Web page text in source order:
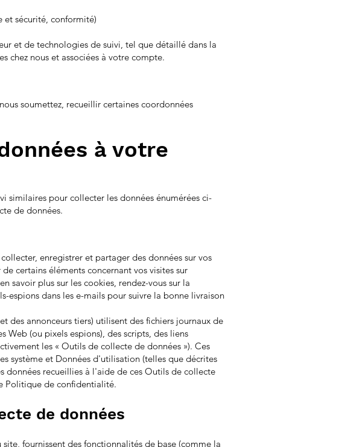
sécurité, conformité)
et de technologies de suivi, tel que détaillé dans la
chez nous et associées à votre compte.
soumettez, recueillir certaines coordonnées
à votre
similaires pour collecter les données énumérées ci-
de données.
enregistrer et partager des données sur vos
certains éléments concernant vos visites sur
plus sur les cookies, rendez-vous sur la
espions dans les e-mails pour suivre la bonne livraison
des annonceurs tiers) utilisent des fichiers journaux de
Web (ou pixels espions), des scripts, des liens
les « Outils de collecte de données »). Ces
système et Données d'utilisation (telles que décrites
données recueillies à l'aide de ces Outils de collecte
Politique de confidentialité.
de données
fournissent des fonctionnalités de base (comme la